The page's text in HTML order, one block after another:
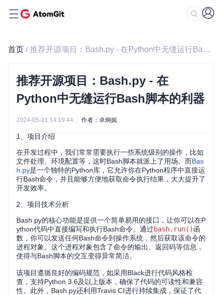
首页 / 推荐开源项目：Bash.py - 在Python中无缝运行Bash脚本的利器
推荐开源项目：Bash.py - 在
Python中无缝运行Bash脚本的利器
2024-05-21 14:19:44 作者：卓炯娓
1、项目介绍
在开发过程中，我们常常需要执行一些系统级别的操作，比如
文件处理、环境配置等，这时Bash脚本就派上了用场。而Bas
h.py是一个独特的Python库，它允许你在Python程序中直接运
行Bash命令，并且能够方便地获取命令执行结果，大大提升了
开发效率。
2、项目技术分析
Bash.py的核心功能是提供一个简单易用的接口，让你可以在P
ython代码中直接编写和执行Bash命令。通过bash.run()函
数，你可以发送任何Bash命令到操作系统，然后获取该命令的
进程对象。这个进程对象包含了命令的输出、返回码等信息，
使得与Bash脚本的交互变得异常简洁。
该项目遵循良好的编码规范，如采用Black进行代码风格检
查，支持Python 3.6及以上版本，确保了代码的可读性和兼容
性。此外，Bash.py还利用Travis CI进行持续集成，保证了代